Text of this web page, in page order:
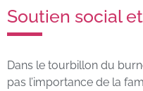
Soutien social
Dans le tourbillon du
pas l’importance de la